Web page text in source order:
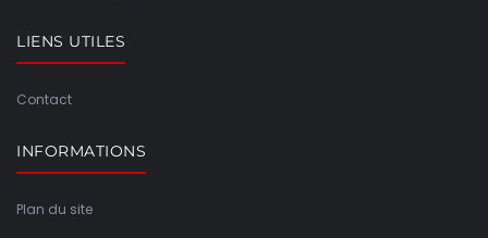
LIENS UTILES
Contact
INFORMATIONS
Plan du site